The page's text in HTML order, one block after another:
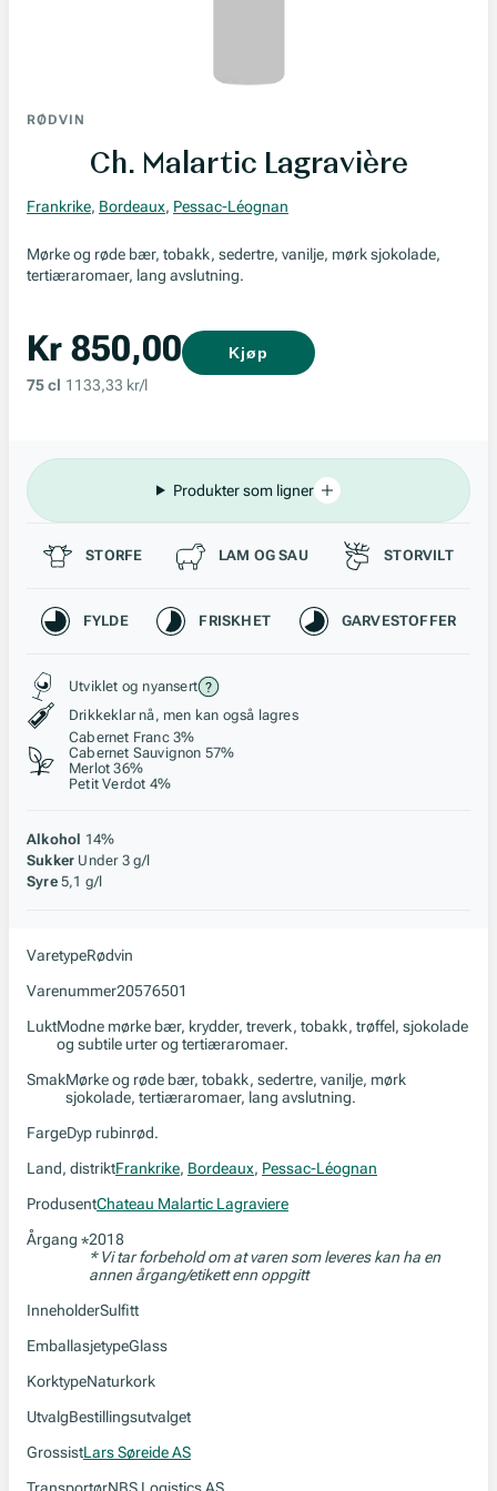
RØDVIN
Ch. Malartic Lagravière
Frankrike, Bordeaux, Pessac-Léognan
Mørke og røde bær, tobakk, sedertre, vanilje, mørk sjokolade,
tertiæraromaer, lang avslutning.
Kr 850,00
75 cl 1133,33 kr/l
Kjøp
Produkter som ligner
Passer til
STORFE LAM OG SAU STORVILT
Karakteristikk
FYLDE FRISKHET GARVESTOFFER
Stil, lagring og råstoff
Utviklet og nyansert
Drikkeklar nå, men kan også lagres
Cabernet Franc 3%
Cabernet Sauvignon 57%
Merlot 36%
Petit Verdot 4%
Alkohol 14%
Sukker Under 3 g/l
Syre 5,1 g/l
VaretypeRødvin
Varenummer20576501
LuktModne mørke bær, krydder, treverk, tobakk, trøffel, sjokolade
og subtile urter og tertiæraromaer.
SmakMørke og røde bær, tobakk, sedertre, vanilje, mørk
sjokolade, tertiæraromaer, lang avslutning.
FargeDyp rubinrød.
Land, distriktFrankrike, Bordeaux, Pessac-Léognan
ProdusentChateau Malartic Lagraviere
Årgang *2018
* Vi tar forbehold om at varen som leveres kan ha en
annen årgang/etikett enn oppgitt
InneholderSulfitt
EmballasjetypeGlass
KorktypeNaturkork
UtvalgBestillingsutvalget
GrossistLars Søreide AS